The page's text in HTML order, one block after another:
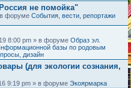
не помойка"
форуме События, вести, репортажи
8:00 pm » в форуме Образ эл.
базы по родовым
дизайн
(для экологии сознания,
9:19 pm » в форуме Экоярмарка